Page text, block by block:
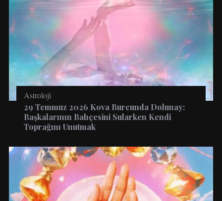
Astroloji
29 Temmuz 2026 Kova Burcunda Dolunay:
Başkalarının Bahçesini Sularken Kendi
Toprağını Unutmak